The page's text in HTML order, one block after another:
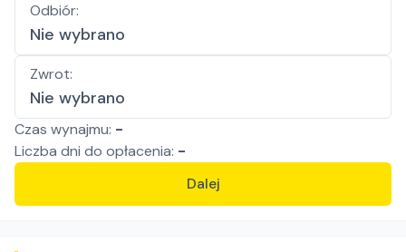
Odbiór:
Nie wybrano
Zwrot:
Nie wybrano
Czas wynajmu: -
Liczba dni do opłacenia: -
Dalej